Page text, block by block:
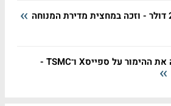
קת׳י ווד מגדילה את ההימור על ספייסX ו־TSMC -